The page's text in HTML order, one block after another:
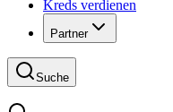
Kreds verdienen
Partner
Suche